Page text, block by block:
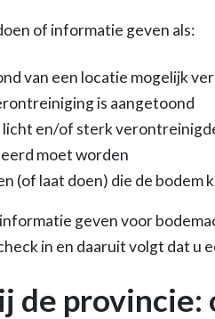
of informatie geven als:
van een locatie mogelijk
is aangetoond
licht en/of sterk
moet worden
(of laat doen) die de
geven voor
in en daaruit volgt dat u
de